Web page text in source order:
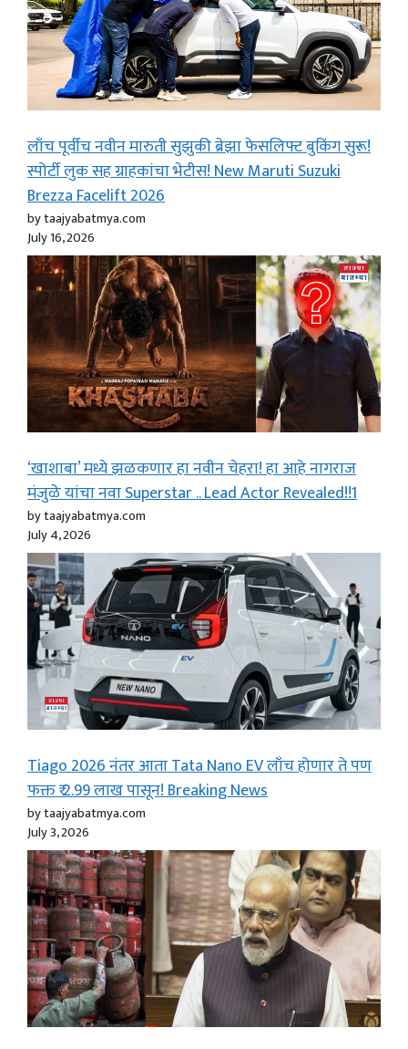
लाँच पूर्वीच नवीन मारुती सुझुकी ब्रेझा फेसलिफ्ट बुकिंग सुरू!
स्पोर्टी लुक सह ग्राहकांचा भेटीस! New Maruti Suzuki
Brezza Facelift 2026
by taajyabatmya.com
July 16, 2026
‘खाशाबा’ मध्ये झळकणार हा नवीन चेहरा! हा आहे नागराज
मंजुळे यांचा नवा Superstar .. Lead Actor Revealed!!1
by taajyabatmya.com
July 4, 2026
Tiago 2026 नंतर आता Tata Nano EV लाँच होणार ते पण
फक्त ₹ 2.99 लाख पासून! Breaking News
by taajyabatmya.com
July 3, 2026